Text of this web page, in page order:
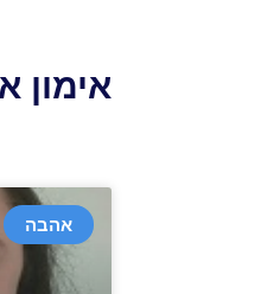
אימון
אהבה